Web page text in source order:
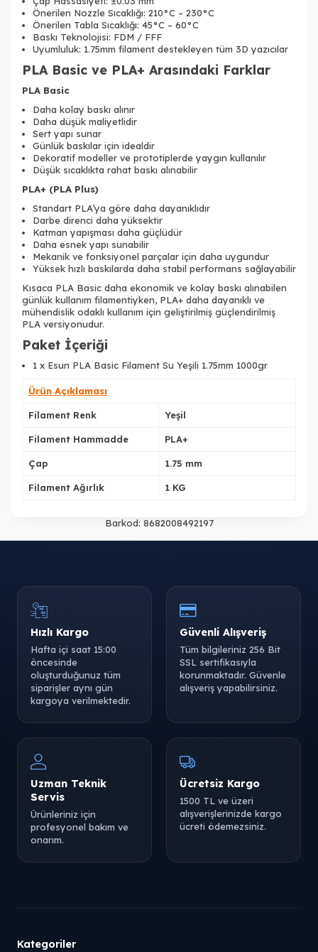
Önerilen Nozzle Sıcaklığı: 210°C – 230°C
Önerilen Tabla Sıcaklığı: 45°C – 60°C
Baskı Teknolojisi: FDM / FFF
Uyumluluk: 1.75mm filament destekleyen tüm 3D yazıcılar
PLA Basic ve PLA+ Arasındaki Farklar
PLA Basic
Daha kolay baskı alınır
Daha düşük maliyetlidir
Sert yapı sunar
Günlük baskılar için idealdir
Dekoratif modeller ve prototiplerde yaygın kullanılır
Düşük sıcaklıkta rahat baskı alınabilir
PLA+ (PLA Plus)
Standart PLA’ya göre daha dayanıklıdır
Darbe direnci daha yüksektir
Katman yapışması daha güçlüdür
Daha esnek yapı sunabilir
Mekanik ve fonksiyonel parçalar için daha uygundur
Yüksek hızlı baskılarda daha stabil performans sağlayabilir
Kısaca PLA Basic daha ekonomik ve kolay baskı alınabilen
günlük kullanım filamentiyken, PLA+ daha dayanıklı ve
mühendislik odaklı kullanım için geliştirilmiş güçlendirilmiş
PLA versiyonudur.
Paket İçeriği
1 x Esun PLA Basic Filament Su Yeşili 1.75mm 1000gr
Ürün Açıklaması
Filament Renk Yeşil
Filament Hammadde PLA+
Çap 1.75 mm
Filament Ağırlık 1 KG
Barkod: 8682008492197
Hızlı Kargo
Hafta içi saat 15:00
öncesinde
oluşturduğunuz tüm
siparişler aynı gün
kargoya verilmektedir.
Güvenli Alışveriş
Tüm bilgileriniz 256 Bit
SSL sertifikasıyla
korunmaktadır. Güvenle
alışveriş yapabilirsiniz.
Uzman Teknik
Servis
Ürünleriniz için
profesyonel bakım ve
onarım.
Ücretsiz Kargo
1500 TL ve üzeri
alışverişlerinizde kargo
ücreti ödemezsiniz.
Kategoriler